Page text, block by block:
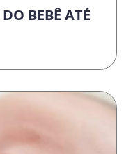
BEBÊ ATÉ